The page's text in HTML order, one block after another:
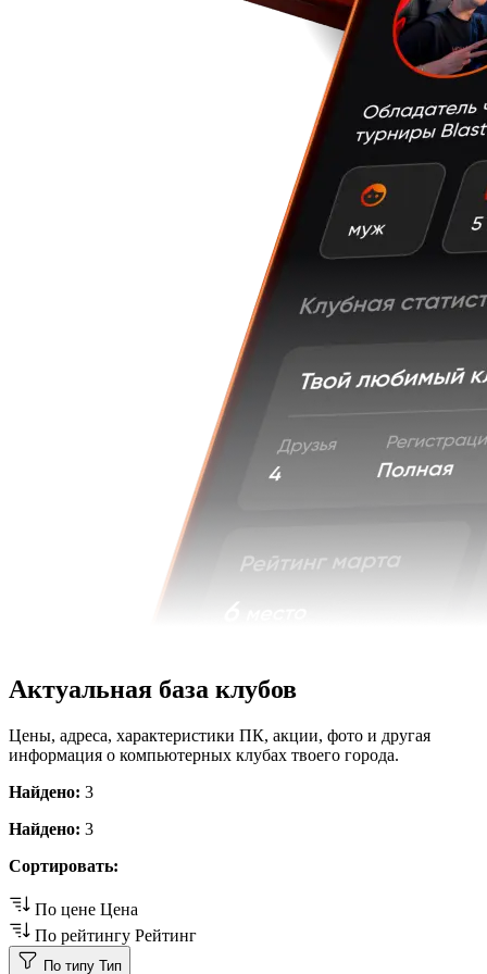
Актуальная база клубов
Цены, адреса, характеристики ПК, акции, фото и другая
информация о компьютерных клубах твоего города.
Найдено: 3
Найдено: 3
Сортировать:
По цене Цена
По рейтингу Рейтинг
По типу Тип